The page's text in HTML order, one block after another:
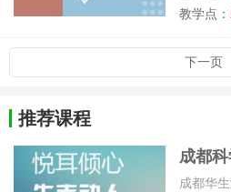
教学点：
下一页
推荐课程
成都
班
成都华